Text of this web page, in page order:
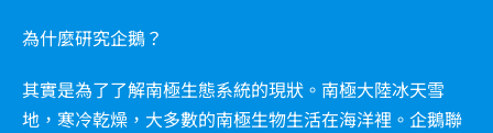
為什麼研究企鵝？
其實是為了了解南極生態系統的現狀。南極大陸冰天雪
地，寒冷乾燥，大多數的南極生物生活在海洋裡。企鵝聯